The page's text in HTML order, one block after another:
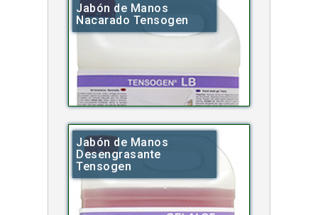
Jabón de Manos
Nacarado Tensogen
Jabón de Manos
Desengrasante
Tensogen